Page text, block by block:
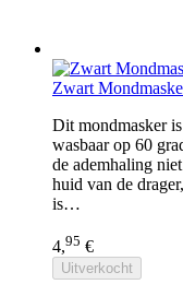
Zwart
Dit mondmasker
wasbaar op 60
de ademhaling
huid van de
is…
4,95 €
Uitverkocht